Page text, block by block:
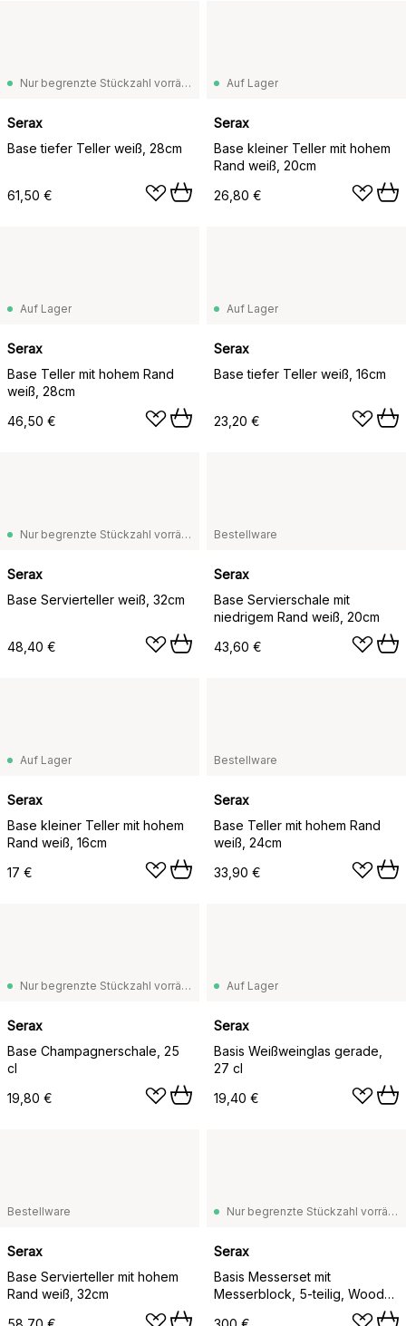
Nur begrenzte Stückzahl vorrätig
Serax
Base tiefer Teller weiß, 28cm
61,50 €
Auf Lager
Serax
Base kleiner Teller mit hohem
Rand weiß, 20cm
26,80 €
Auf Lager
Serax
Base Teller mit hohem Rand
weiß, 28cm
46,50 €
Auf Lager
Serax
Base tiefer Teller weiß, 16cm
23,20 €
Nur begrenzte Stückzahl vorrätig
Serax
Base Servierteller weiß, 32cm
48,40 €
Bestellware
Serax
Base Servierschale mit
niedrigem Rand weiß, 20cm
43,60 €
Auf Lager
Serax
Base kleiner Teller mit hohem
Rand weiß, 16cm
17 €
Bestellware
Serax
Base Teller mit hohem Rand
weiß, 24cm
33,90 €
Nur begrenzte Stückzahl vorrätig
Serax
Base Champagnerschale, 25
cl
19,80 €
Auf Lager
Serax
Basis Weißweinglas gerade,
27 cl
19,40 €
Bestellware
Serax
Base Servierteller mit hohem
Rand weiß, 32cm
Nur begrenzte Stückzahl vorrätig
Serax
Basis Messerset mit
Messerblock, 5-teilig, Wood-